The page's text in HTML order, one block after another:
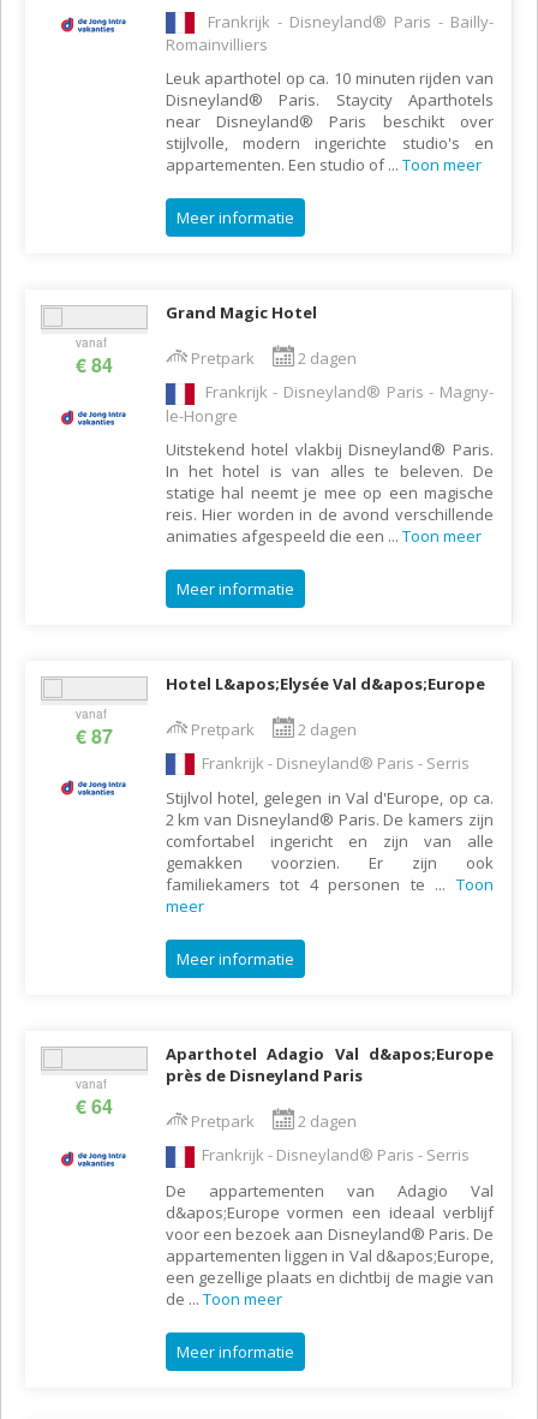
Frankrijk - Disneyland® Paris - Bailly-
Romainvilliers
Leuk aparthotel op ca. 10 minuten rijden van
Disneyland® Paris. Staycity Aparthotels
near Disneyland® Paris beschikt over
stijlvolle, modern ingerichte studio's en
appartementen. Een studio of... Toon meer
Meer informatie
vanaf
€ 84
Grand Magic Hotel
Pretpark
2 dagen
Frankrijk - Disneyland® Paris - Magny-
le-Hongre
Uitstekend hotel vlakbij Disneyland® Paris.
In het hotel is van alles te beleven. De
statige hal neemt je mee op een magische
reis. Hier worden in de avond verschillende
animaties afgespeeld die een ... Toon meer
Meer informatie
vanaf
€ 87
Hotel L&apos;Elysée Val d&apos;Europe
Pretpark
2 dagen
Frankrijk - Disneyland® Paris - Serris
Stijlvol hotel, gelegen in Val d'Europe, op ca.
2 km van Disneyland® Paris. De kamers zijn
comfortabel ingericht en zijn van alle
gemakken voorzien. Er zijn ook
familiekamers tot 4 personen te ... Toon
meer
Meer informatie
vanaf
€ 64
Aparthotel Adagio Val d&apos;Europe
près de Disneyland Paris
Pretpark
2 dagen
Frankrijk - Disneyland® Paris - Serris
De appartementen van Adagio Val
d&apos;Europe vormen een ideaal verblijf
voor een bezoek aan Disneyland® Paris. De
appartementen liggen in Val d&apos;Europe,
een gezellige plaats en dichtbij de magie van
de ... Toon meer
Meer informatie